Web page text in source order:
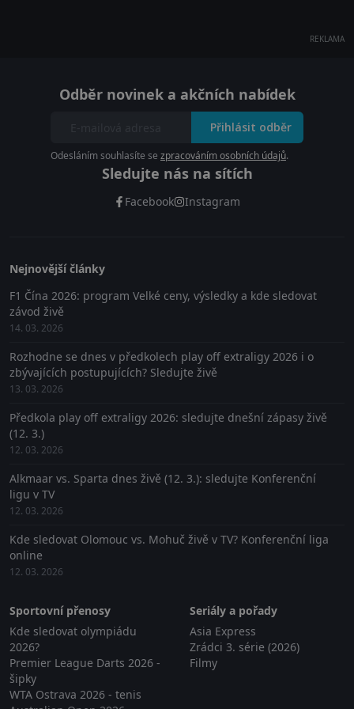
REKLAMA
Odběr novinek a akčních nabídek
Přihlásit odběr
Odesláním souhlasíte se zpracováním osobních údajů.
Sledujte nás na sítích
Facebook Instagram
Nejnovější články
F1 Čína 2026: program Velké ceny, výsledky a kde sledovat
závod živě
14. 03. 2026
Rozhodne se dnes v předkolech play off extraligy 2026 i o
zbývajících postupujících? Sledujte živě
13. 03. 2026
Předkola play off extraligy 2026: sledujte dnešní zápasy živě
(12. 3.)
12. 03. 2026
Alkmaar vs. Sparta dnes živě (12. 3.): sledujte Konferenční
ligu v TV
12. 03. 2026
Kde sledovat Olomouc vs. Mohuč živě v TV? Konferenční liga
online
12. 03. 2026
Sportovní přenosy
Kde sledovat olympiádu
2026?
Premier League Darts 2026 -
šipky
WTA Ostrava 2026 - tenis
Seriály a pořady
Asia Express
Zrádci 3. série (2026)
Filmy